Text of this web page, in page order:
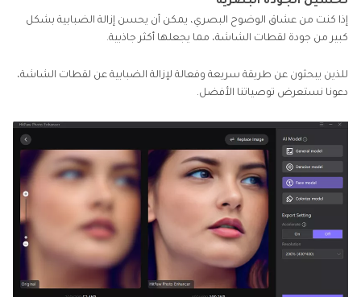
إذا كنت من عشاق الوضوح البصري، يمكن أن يحسن إزالة الضبابية بشكل
كبير من جودة لقطات الشاشة، مما يجعلها أكثر جاذبية.
للذين يبحثون عن طريقة سريعة وفعالة لإزالة الضبابية عن لقطات الشاشة،
دعونا نستعرض توصياتنا الأفضل.